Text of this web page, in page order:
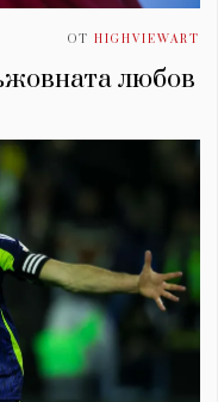
ОТ HIGHVIEWART
любов